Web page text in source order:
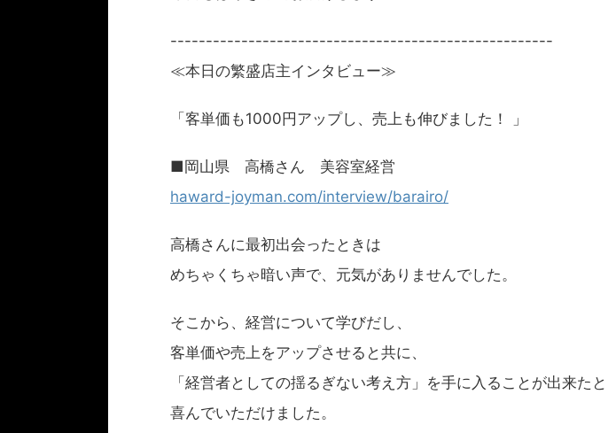
------------------------------------------------------
≪本日の繁盛店主インタビュー≫
「客単価も1000円アップし、売上も伸びました！ 」
■岡山県 高橋さん 美容室経営
haward-joyman.com/interview/barairo/
高橋さんに最初出会ったときは
めちゃくちゃ暗い声で、元気がありませんでした。
そこから、経営について学びだし、
客単価や売上をアップさせると共に、
「経営者としての揺るぎない考え方」を手に入ることが出来たと
喜んでいただけました。